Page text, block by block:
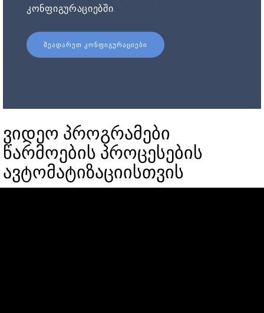
კონფიგურაციებში.
ᲨᲔᲐᲓᲐᲠᲔᲗ ᲙᲝᲜᲤᲘᲒᲣᲠᲐᲪᲘᲔᲑᲘ
ვიდეო პროგრამები
წარმოების პროცესების
ავტომატიზაციისთვის